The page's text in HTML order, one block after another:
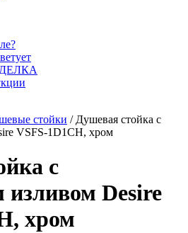
стойки / Душевая стойка с
VSFS-1D1CH, хром
с
Desire
хром